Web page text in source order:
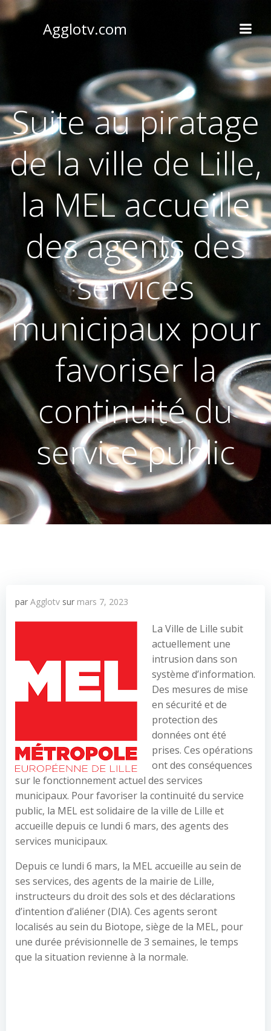
Agglotv.com
Suite au piratage
de la ville de Lille,
la MEL accueille
des agents des
services
municipaux pour
favoriser la
continuité du
service public
par Agglotv sur mars 7, 2023
La Ville de Lille subit
actuellement une
intrusion dans son
système d’information.
Des mesures de mise
en sécurité et de
protection des
données ont été
prises. Ces opérations
ont des conséquences
sur le fonctionnement actuel des services
municipaux. Pour favoriser la continuité du service
public, la MEL est solidaire de la ville de Lille et
accueille depuis ce lundi 6 mars, des agents des
services municipaux.
Depuis ce lundi 6 mars, la MEL accueille au sein de
ses services, des agents de la mairie de Lille,
instructeurs du droit des sols et des déclarations
d’intention d’aliéner (DIA). Ces agents seront
localisés au sein du Biotope, siège de la MEL, pour
une durée prévisionnelle de 3 semaines, le temps
que la situation revienne à la normale.